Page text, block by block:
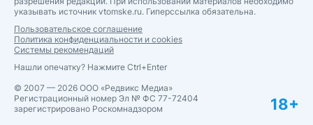
указывать источник vtomske.ru. Гиперссылка обязательна.
Пользовательское соглашение
Политика конфиденциальности и cookies
Системы рекомендаций
Нашли опечатку? Нажмите Ctrl+Enter
© 2007 — 2026 ООО «Редвикс Медиа»
Регистрационный номер Эл № ФС 77-72404
зарегистрировано Роскомнадзором
18+